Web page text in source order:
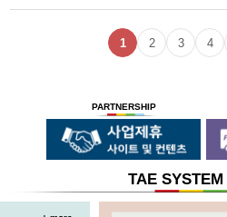
1 2 3 4
PARTNERSHIP
TAE SYSTEM